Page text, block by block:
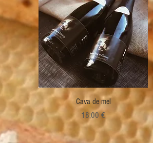
Visualització ràpida
Cava de mel
Preu
18,00 €